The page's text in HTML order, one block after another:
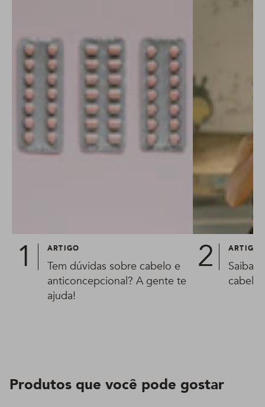
ARTIGO
Tem dúvidas sobre cabelo e
anticoncepcional? A gente te
ajuda!
ARTIGO
Saiba
cabelo
Produtos que você pode gostar